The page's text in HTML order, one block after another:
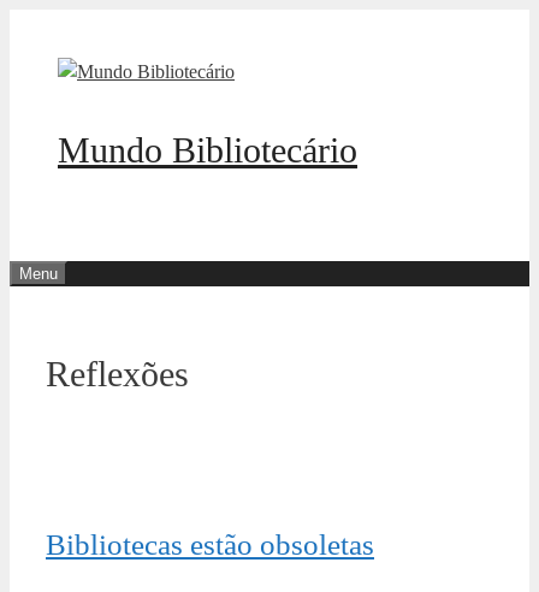
Mundo Bibliotecário
Menu
Reflexões
Bibliotecas estão obsoletas